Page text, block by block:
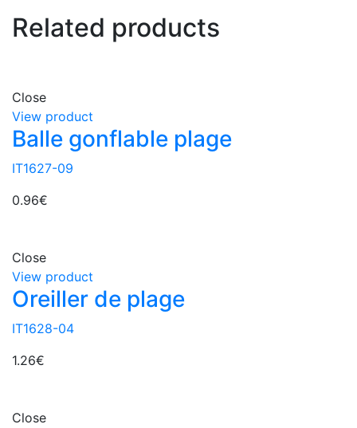
Related products
Close
View product
Balle gonflable plage
IT1627-09
0.96€
Close
View product
Oreiller de plage
IT1628-04
1.26€
Close